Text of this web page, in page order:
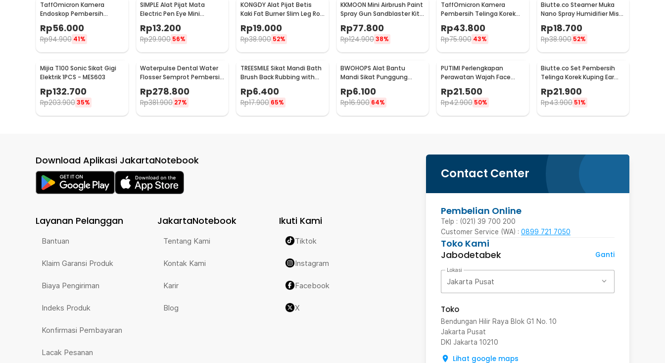
TaffOmicron Kamera
Endoskop Pembersih
Telinga Endoscope USB 3 in
1 - i96
Rp56.000
Rp94.900 41%
SIMPLE Alat Pijat Mata
Electric Pen Eye Mini
Massager Anti Aging - SM17
Rp13.200
Rp29.900 56%
KONGDY Alat Pijat Betis
Kaki Fat Burner Slim Leg Roll
Relax Massager - 301
Rp19.000
Rp38.900 52%
KKMOON Mini Airbrush Paint
Spray Gun Sandblaster Kit
Single Action - TD-138
Rp77.800
Rp124.90038%
TaffOmicron Kamera
Pembersih Telinga Korek
Kuping Endoscope HD USB -
EU-0
Rp43.800
Rp75.900 43%
Biutte.co Steamer Muka
Nano Spray Humidifier Mist
Atomization - L-2
Rp18.700
Rp38.900 52%
Mijia T100 Sonic Sikat Gigi
Elektrik 1PCS - MES603
Rp132.700
Rp203.900 35%
Waterpulse Dental Water
Flosser Semprot Pembersih
Gigi 3 Mode 200ml - V500
Rp278.800
Rp381.900 27%
TREESMILE Sikat Mandi Bath
Brush Back Rubbing with
Shower Puff - LF730
Rp6.400
Rp17.900 65%
BWOHOPS Alat Bantu
Mandi Sikat Punggung
Silicone Scrub Brush 60cm
- BW60
Rp6.100
Rp16.900 64%
PUTIMI Perlengkapan
Perawatan Wajah Face
Treatment Equipment 7
PCS - PT4
Rp21.500
Rp42.900 50%
Biutte.co Set Pembersih
Telinga Korek Kuping Ear
Spoon Tool 8PCS - BA36
Rp21.900
Rp43.900 51%
Contact Center
Pembelian Online
Telp : (021) 39 700 200
Customer Service (WA) : 0899 721 7050
Toko Kami
Jabodetabek
Ganti
Lokasi
Jakarta Pusat
Toko
Bendungan Hilir Raya Blok G1 No. 10
Jakarta Pusat
DKI Jakarta 10210
Lihat google maps
Download Aplikasi JakartaNotebook
Layanan Pelanggan
Bantuan
Klaim Garansi Produk
Biaya Pengiriman
Indeks Produk
Konfirmasi Pembayaran
Lacak Pesanan
JakartaNotebook
Tentang Kami
Kontak Kami
Karir
Blog
Ikuti Kami
Tiktok
Instagram
Facebook
X